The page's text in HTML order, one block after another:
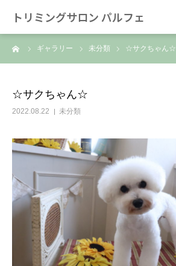
トリミングサロン パルフェ
ギャラリー 未分類 ☆サクちゃん☆
☆サクちゃん☆
2022.08.22 未分類
HOME
スタッフ
SNS/リンク